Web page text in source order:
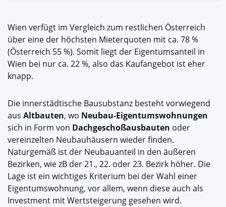
Wien verfügt im Vergleich zum restlichen Österreich
über eine der höchsten Mieterquoten mit ca. 78 %
(Österreich 55 %). Somit liegt der Eigentumsanteil in
Wien bei nur ca. 22 %, also das Kaufangebot ist eher
knapp.
Die innerstädtische Bausubstanz besteht vorwiegend
aus Altbauten, wo Neubau-Eigentumswohnungen
sich in Form von Dachgeschoßausbauten oder
vereinzelten Neubauhäusern wieder finden.
Naturgemäß ist der Neubauanteil in den äußeren
Bezirken, wie zB der 21., 22. oder 23. Bezirk höher. Die
Lage ist ein wichtiges Kriterium bei der Wahl einer
Eigentumswohnung, vor allem, wenn diese auch als
Investment mit Wertsteigerung gesehen wird.